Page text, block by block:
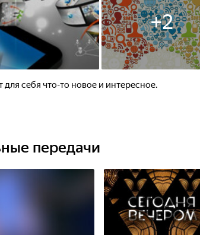
+2
себя что-то новое и интересное.
передачи